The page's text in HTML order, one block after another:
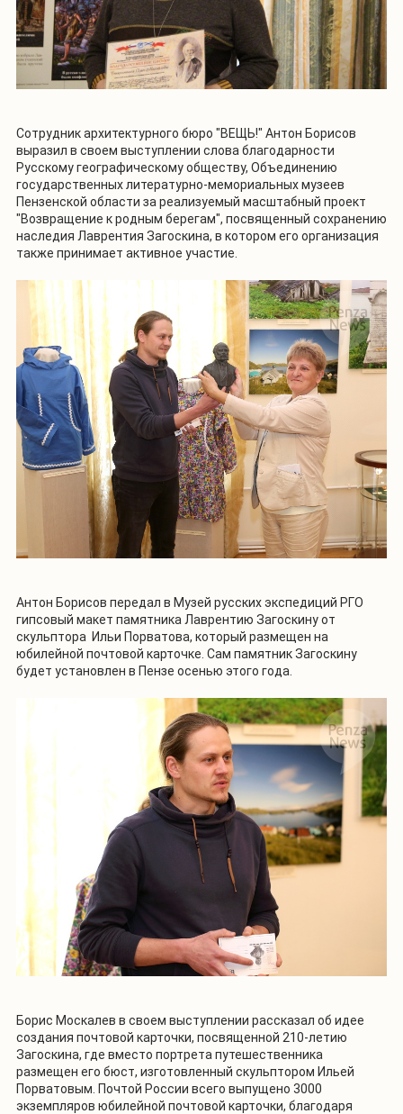
Сотрудник архитектурного бюро "ВЕЩЬ!" Антон Борисов
выразил в своем выступлении слова благодарности
Русскому географическому обществу, Объединению
государственных литературно-мемориальных музеев
Пензенской области за реализуемый масштабный проект
"Возвращение к родным берегам", посвященный сохранению
наследия Лаврентия Загоскина, в котором его организация
также принимает активное участие.
Антон Борисов передал в Музей русских экспедиций РГО
гипсовый макет памятника Лаврентию Загоскину от
скульптора Ильи Порватова, который размещен на
юбилейной почтовой карточке. Сам памятник Загоскину
будет установлен в Пензе осенью этого года.
Борис Москалев в своем выступлении рассказал об идее
создания почтовой карточки, посвященной 210-летию
Загоскина, где вместо портрета путешественника
размещен его бюст, изготовленный скульптором Ильей
Порватовым. Почтой России всего выпущено 3000
экземпляров юбилейной почтовой карточки, благодаря